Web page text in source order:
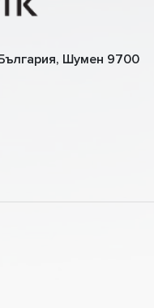
Шумен 9700